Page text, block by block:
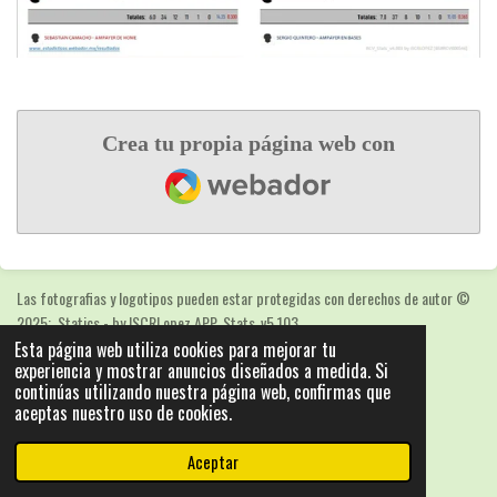
Esta página web utiliza cookies para mejorar tu
experiencia y mostrar anuncios diseñados a medida. Si
continúas utilizando nuestra página web, confirmas que
aceptas nuestro uso de cookies.
Aceptar
Crea tu propia página web con
Webador
Las fotografias y logotipos pueden estar protegidas con derechos de autor©
2025: Statics - by ISCRLopez APP_Stats_v5.103
Con la tecnología deWebador